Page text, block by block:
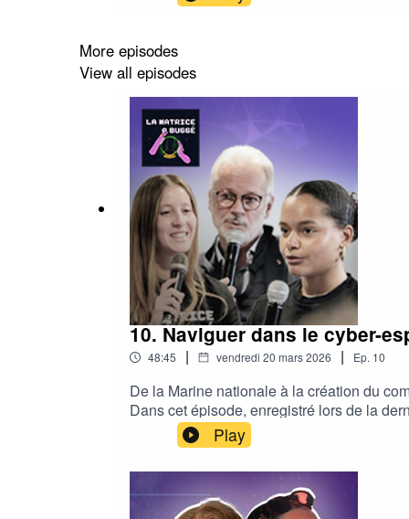
Quels sont les impacts
secteur peut évoluer vers des pratiques
environnementale du cyber✅ Décryptage
Accompagnement des RSSI face aux
des nouvelles générations🔔 Abonnez-
Identité visuelle : Sarah Provost🎬
More episodes
View all episodes
10. Naviguer dans le cyber-
48:45 | vendredi 20 mars 2026 | Ep. 10
De la Marine nationale à la création du
Dans cet épisode, enregistré lors de la
cyberespace s’est-il imposé comme un
▸ Pourquoi la souveraineté —
Coustillière, président du Pôle
dans la Marine nationale à la
armées françaises, il revient sur un
Play